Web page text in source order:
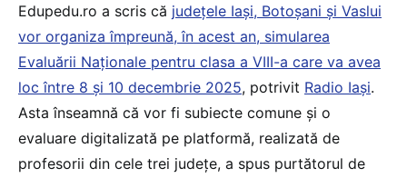
Edupedu.ro a scris că județele Iași, Botoșani și Vaslui
vor organiza împreună, în acest an, simularea
Evaluării Naționale pentru clasa a VIII-a care va avea
loc între 8 și 10 decembrie 2025, potrivit Radio Iași.
Asta înseamnă că vor fi subiecte comune și o
evaluare digitalizată pe platformă, realizată de
profesorii din cele trei județe, a spus purtătorul de